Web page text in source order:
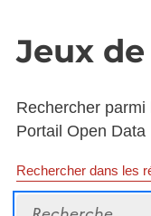
Jeux
Rechercher
Portail Open Data
Rechercher dans les
Recherche